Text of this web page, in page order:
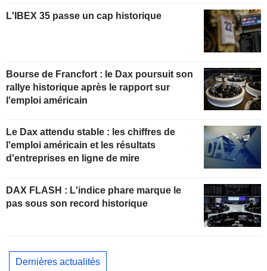
L'IBEX 35 passe un cap historique
Bourse de Francfort : le Dax poursuit son
rallye historique après le rapport sur
l'emploi américain
Le Dax attendu stable : les chiffres de
l'emploi américain et les résultats
d'entreprises en ligne de mire
DAX FLASH : L'indice phare marque le
pas sous son record historique
Dernières actualités